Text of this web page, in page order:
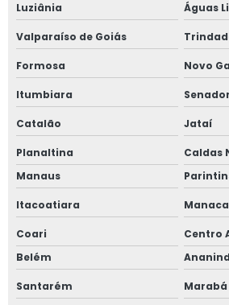
Luziânia Águas
Valparaíso de Goiás
Formosa Novo
Itumbiara
Catalão Jataí
Planaltina
Caldas
Manaus
Itacoatiara
Coari
Centro
Belém
Santarém Marabá